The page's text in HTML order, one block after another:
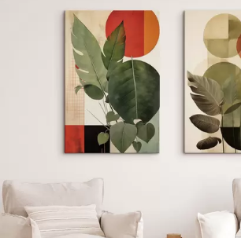
Яскраві, насичені кольори
Стійкість до вицвітання
Безпечне чорнило без запаху
Поверхня з текстурою полотна
Екологічний матеріал
Преміум
Яскраві, насичені кольори
✓Стійкість до вицвітання
✓Безпечне чорнило без запаху